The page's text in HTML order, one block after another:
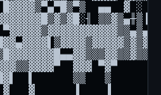
▄▄  ▓ ░
▓▓▓ ▀▓▀
▌      ▒▒   ▒
▓      ▐    ▐